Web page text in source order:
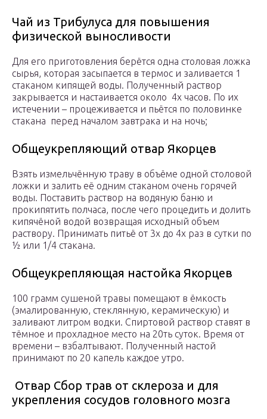
Чай из Трибулуса для повышения
физической выносливости
Для его приготовления берётся одна столовая ложка
сырья, которая засыпается в термос и заливается 1
стаканом кипящей воды. Полученный раствор
закрывается и настаивается около 4х часов. По их
истечении – процеживается и пьётся по половинке
стакана перед началом завтрака и на ночь;
Общеукрепляющий отвар Якорцев
Взять измельчённую траву в объёме одной столовой
ложки и залить её одним стаканом очень горячей
воды. Поставить раствор на водяную баню и
прокипятить полчаса, после чего процедить и долить
кипячёной водой возвращая исходный объем
раствору. Принимать питьё от 3х до 4х раз в сутки по
½ или 1/4 стакана.
Общеукрепляющая настойка Якорцев
100 грамм сушеной травы помещают в ёмкость
(эмалированную, стеклянную, керамическую) и
заливают литром водки. Спиртовой раствор ставят в
тёмное и прохладное место на 20ть суток. Время от
времени – взбалтывают. Полученный настой
принимают по 20 капель каждое утро.
Отвар Сбор трав от склероза и для
укрепления сосудов головного мозга